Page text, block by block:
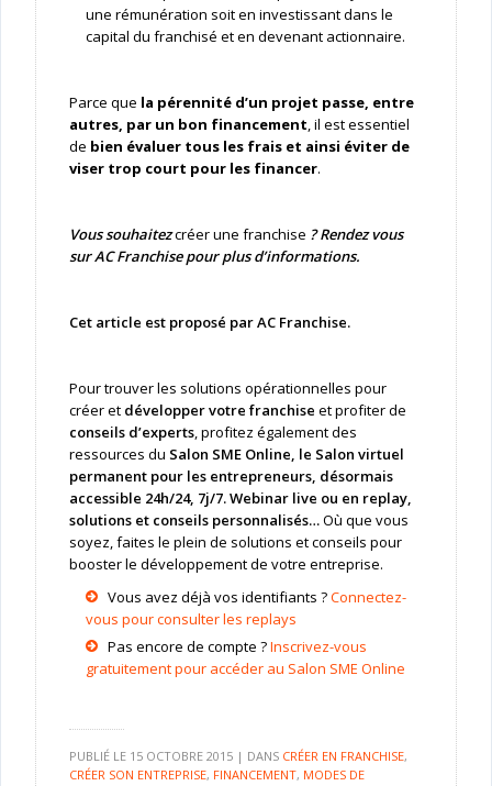
une rémunération soit en investissant dans le
capital du franchisé et en devenant actionnaire.
Parce que la pérennité d’un projet passe, entre
autres, par un bon financement, il est essentiel
de bien évaluer tous les frais et ainsi éviter de
viser trop court pour les financer.
Vous souhaitezcréer une franchise ? Rendez vous
sur AC Franchise pour plus d’informations.
Cet article est proposé par AC Franchise.
Pour trouver les solutions opérationnelles pour
créer et développer votre franchise et profiter de
conseils d’experts, profitez également des
ressources du Salon SME Online, le Salon virtuel
permanent pour les entrepreneurs, désormais
accessible 24h/24, 7j/7. Webinar live ou en replay,
solutions et conseils personnalisés…Où que vous
soyez, faites le plein de solutions et conseils pour
booster le développement de votre entreprise.
Vous avez déjà vos identifiants ?Connectez-
vous pour consulter les replays
Pas encore de compte ?Inscrivez-vous
gratuitement pour accéder au Salon SME Online
PUBLIÉ LE 15 OCTOBRE 2015| DANS CRÉER EN FRANCHISE,
CRÉER SON ENTREPRISE, FINANCEMENT, MODES DE